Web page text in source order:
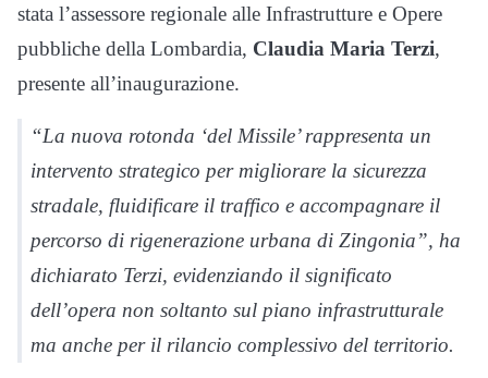
stata l’assessore regionale alle Infrastrutture e Opere
pubbliche della Lombardia, Claudia Maria Terzi,
presente all’inaugurazione.
“La nuova rotonda ‘del Missile’ rappresenta un
intervento strategico per migliorare la sicurezza
stradale, fluidificare il traffico e accompagnare il
percorso di rigenerazione urbana di Zingonia”, ha
dichiarato Terzi, evidenziando il significato
dell’opera non soltanto sul piano infrastrutturale
ma anche per il rilancio complessivo del territorio.